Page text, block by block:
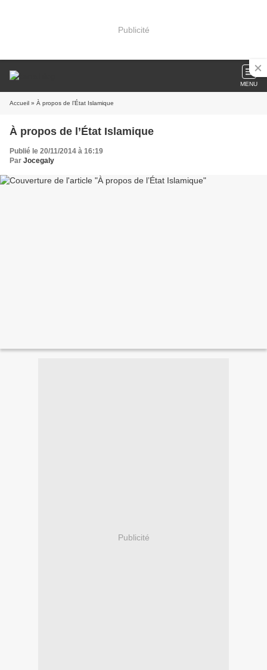
Publicité
MENU
Accueil » À propos de l’État Islamique
À propos de l’État Islamique
Publié le 20/11/2014 à 16:19
Par Jocegaly
Publicité